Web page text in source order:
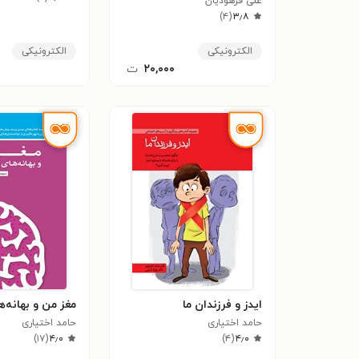
۳٫۸(۴)
الکترونیکی
۲۰,۰۰۰ ت
الکترونیکی
ایدز و فرزندان ما
حامد اختیاری
۴٫۰(۴)
مغز من و
حامد اختیاری
۴٫۰(۱۷)